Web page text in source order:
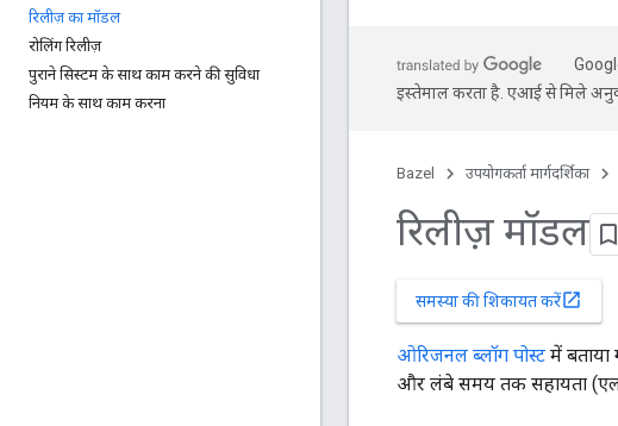
रिलीज़ का मॉडल
रोलिंग रिलीज़
पुराने सिस्टम के साथ काम करने की सुविधा
नियम के साथ काम करना
इस्तेमाल करता है. एआई से मिले
Bazel उपयोगकर्ता मार्गदर्शिका
रिलीज़ मॉडल
समस्या की शिकायत करेंopen_in_new
ओरिजनल ब्लॉग पोस्ट में बताया
और लंबे समय तक सहायता